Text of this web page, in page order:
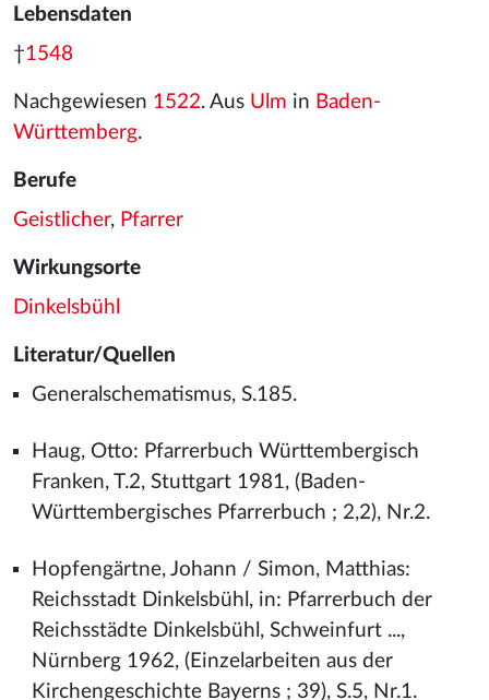
Lebensdaten
†1548
Nachgewiesen 1522. Aus Ulm in Baden-
Württemberg.
Berufe
Geistlicher, Pfarrer
Wirkungsorte
Dinkelsbühl
Literatur/Quellen
Generalschematismus, S.185.
Haug, Otto: Pfarrerbuch Württembergisch
Franken, T.2, Stuttgart 1981, (Baden-
Württembergisches Pfarrerbuch ; 2,2), Nr.2.
Hopfengärtne, Johann / Simon, Matthias:
Reichsstadt Dinkelsbühl, in: Pfarrerbuch der
Reichsstädte Dinkelsbühl, Schweinfurt ...,
Nürnberg 1962, (Einzelarbeiten aus der
Kirchengeschichte Bayerns ; 39), S.5, Nr.1.